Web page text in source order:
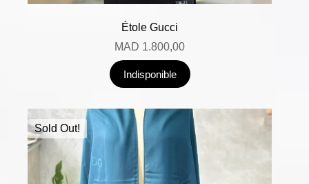
Étole Gucci
MAD 1.800,00
Indisponible
Sold Out!